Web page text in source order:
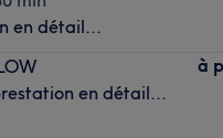
en détail...
en détail...
à